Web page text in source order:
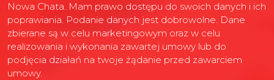
Nowa Chata. Mam prawo dostępu do swoich danych i ich
poprawiania. Podanie danych jest dobrowolne. Dane
zbierane są w celu marketingowym oraz w celu
realizowania i wykonania zawartej umowy lub do
podjęcia działań na twoje żądanie przed zawarciem
umowy.